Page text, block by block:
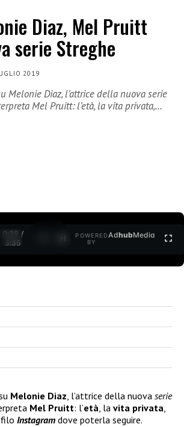
Diaz, Mel Pruitt
serie Streghe
2019
Melonie Diaz, l’attrice della nuova serie
Mel Pruitt: l’età, la vita privata,…
0:30 /
3:35
POWERED
BY
AdhubMedia
Melonie Diaz, l’attrice della nuova serie
Mel Pruitt: l’età, la vita privata,
Instagram dove poterla seguire.